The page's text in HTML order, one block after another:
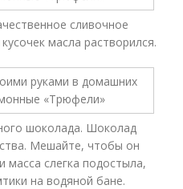
сливочное
масла растворился.
шоколада. Шоколад
Мешайте, чтобы он
масса слегка подостыла,
на водяной бане.